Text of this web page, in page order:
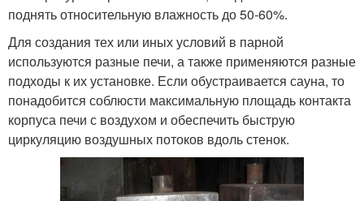
поднять относительную влажность до 50-60%.
Для создания тех или иных условий в парной
используются разные печи, а также применяются разные
подходы к их установке. Если обустраивается сауна, то
понадобится соблюсти максимальную площадь контакта
корпуса печи с воздухом и обеспечить быструю
циркуляцию воздушных потоков вдоль стенок.